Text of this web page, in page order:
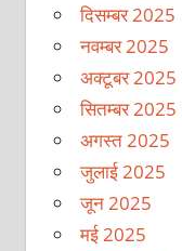
दिसम्बर 2025
नवम्बर 2025
अक्टूबर 2025
सितम्बर 2025
अगस्त 2025
जुलाई 2025
जून 2025
मई 2025